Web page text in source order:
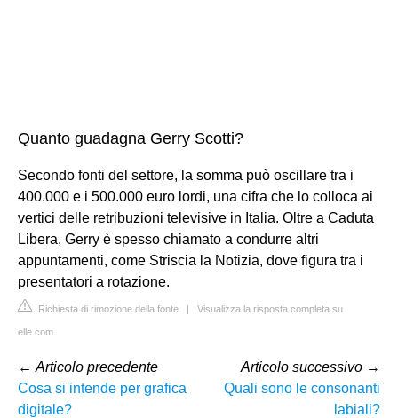
Quanto guadagna Gerry Scotti?
Secondo fonti del settore, la somma può oscillare tra i
400.000 e i 500.000 euro lordi, una cifra che lo colloca ai
vertici delle retribuzioni televisive in Italia. Oltre a Caduta
Libera, Gerry è spesso chiamato a condurre altri
appuntamenti, come Striscia la Notizia, dove figura tra i
presentatori a rotazione.
Richiesta di rimozione della fonte | Visualizza la risposta completa su
elle.com
← Articolo precedente
Cosa si intende per grafica
digitale?
Articolo successivo →
Quali sono le consonanti
labiali?